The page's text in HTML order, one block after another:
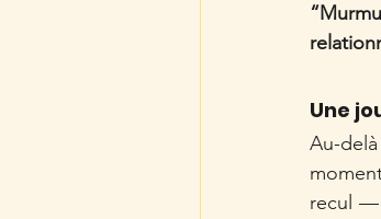
Une
Au-
recul —